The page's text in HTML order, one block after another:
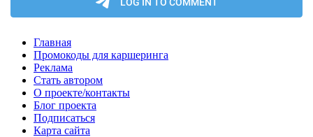
Главная
Промокоды для каршеринга
Реклама
Стать автором
О проекте/контакты
Блог проекта
Подписаться
Карта сайта